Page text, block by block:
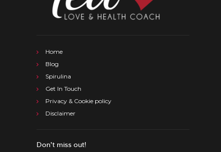
Home
Blog
Spirulina
Get In Touch
Privacy & Cookie policy
Disclaimer
Don’t miss out!